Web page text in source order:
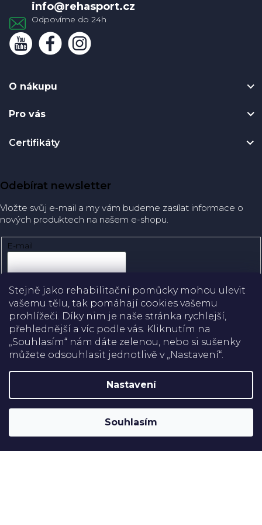
Stejně jako rehabilitační pomůcky mohou ulevit
vašemu tělu, tak pomáhají cookies vašemu
prohlížeči. Díky nim je naše stránka rychlejší,
přehlednější a víc podle vás. Kliknutím na
„Souhlasím“ nám dáte zelenou, nebo si sušenky
můžete odsouhlasit jednotlivě v „Nastavení“.
Nastavení
Souhlasím
info@rehasport.cz
O nákupu
Pro vás
Certifikáty
Doprava
Platba
Odebírat newsletter
Vložte svůj e-mail a my vám budeme zasílat informace o
nových produktech na našem e-shopu.
E-mail
Přihlásit se
Rehabilitační pomůcky
Upravit nastavení cookies